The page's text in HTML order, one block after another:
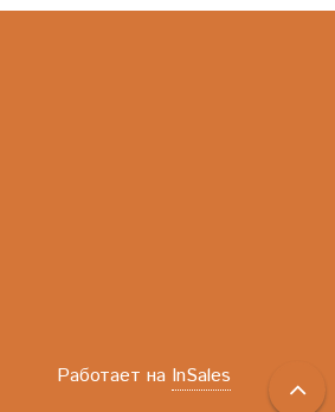
Работает на InSales